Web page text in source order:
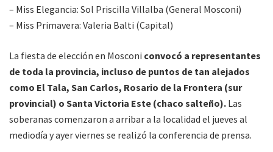
– Miss Elegancia: Sol Priscilla Villalba (General Mosconi)
– Miss Primavera: Valeria Balti (Capital)
La fiesta de elección en Mosconi convocó a representantes
de toda la provincia, incluso de puntos de tan alejados
como El Tala, San Carlos, Rosario de la Frontera (sur
provincial) o Santa Victoria Este (chaco salteño). Las
soberanas comenzaron a arribar a la localidad el jueves al
mediodía y ayer viernes se realizó la conferencia de prensa.